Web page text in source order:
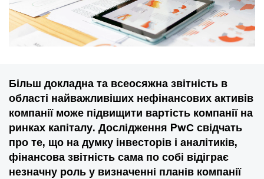
Більш докладна та всеосяжна звітність в
області найважливіших нефінансових активів
компанії може підвищити вартість компанії на
ринках капіталу. Дослідження PwС свідчать
про те, що на думку інвесторів і аналітиків,
фінансова звітність сама по собі відіграє
незначну роль у визначенні планів компанії